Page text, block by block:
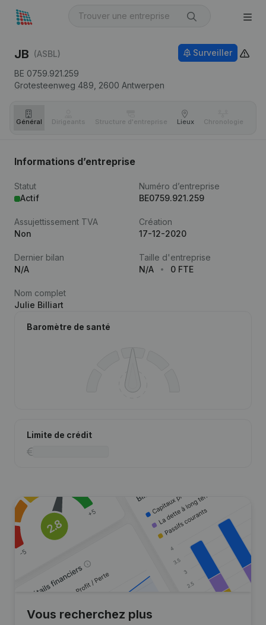
JB (ASBL)
BE 0759.921.259
Grotesteenweg 489, 2600 Antwerpen
Surveiller
Général Dirigeants Structure d'entreprise Lieux Chronologie
Informations d’entreprise
Statut
Actif
Numéro d’entreprise
BE0759.921.259
Assujettissement TVA
Non
Création
17-12-2020
Dernier bilan
N/A
Taille d'entreprise
N/A
0 FTE
Nom complet
Julie Billiart
Baromètre de santé
Limite de crédit
Vous recherchez plus